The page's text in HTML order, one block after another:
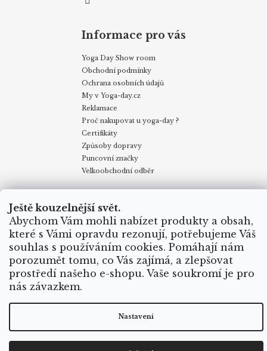
Ještě kouzelnější svět.
Abychom Vám mohli nabízet produkty a obsah,
které s Vámi opravdu rezonují, potřebujeme Váš
souhlas s používáním cookies. Pomáhají nám
porozumět tomu, co Vás zajímá, a zlepšovat
prostředí našeho e-shopu. Vaše soukromí je pro
nás závazkem.
Nastavení
Informace pro vás
Yoga Day Show room
Obchodní podmínky
Ochrana osobních údajů
My v Yoga-day.cz
Reklamace
Proč nakupovat u yoga-day ?
Certifikáty
Způsoby dopravy
Puncovní značky
Velkoobchodní odběr
Obchodní podmínky Kontakty
Reklamace
Proč nakupovat u yoga-day.cz
Certifikáty
Způsoby dopravy
Vytvořil Shoptet
Copyright 2026